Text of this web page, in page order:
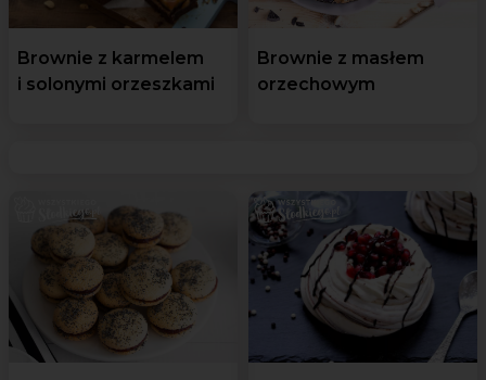
Brownie z karmelem
i solonymi orzeszkami
Brownie z masłem
orzechowym